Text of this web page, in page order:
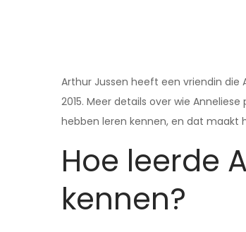
Arthur Jussen heeft een vriendin
2015. Meer details over wie
hebben leren kennen, en dat maakt
Hoe leerde
kennen?